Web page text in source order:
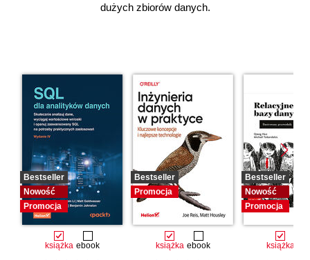
dużych zbiorów danych.
Bestseller
Nowość
Promocja
książka ebook
Bestseller
Promocja
książka ebook
Bestseller
Nowość
Promocja
książka